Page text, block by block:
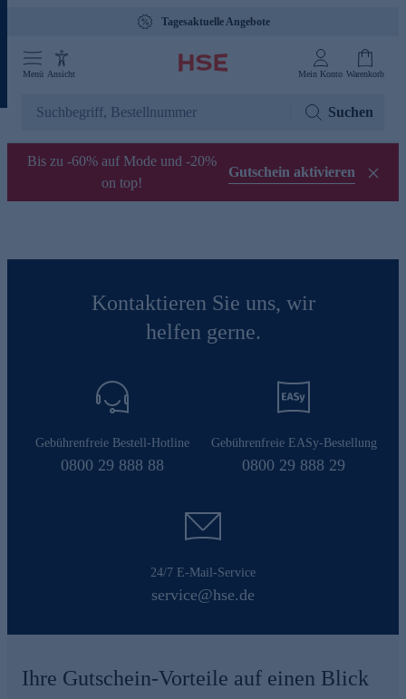
Tagesaktuelle Angebote
Menü Ansicht Mein Konto Warenkorb
Suchen
Bis zu -60% auf Mode und -20%
on top!
Gutschein aktivieren
Kontaktieren Sie uns, wir
helfen gerne.
Gebührenfreie Bestell-Hotline
0800 29 888 88
Gebührenfreie EASy-Bestellung
0800 29 888 29
24/7 E-Mail-Service
service@hse.de
Ihre Gutschein-Vorteile auf einen Blick